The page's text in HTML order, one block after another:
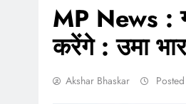
MP News :
करेंगे : उमा
Akshar Bhaskar